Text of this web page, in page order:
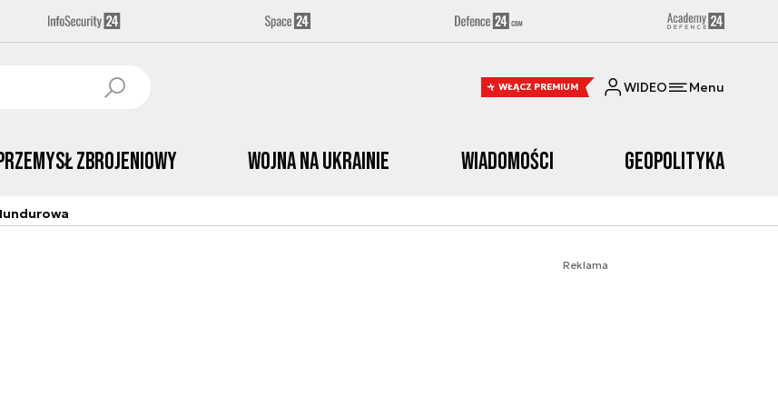
WŁĄCZ PREMIUM WIDEO Menu
Zbrojeniowy Wojna na Ukrainie Wiadomości Geopolityka
Reklama